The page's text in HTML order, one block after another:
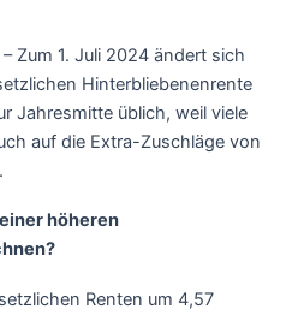
Zum 1. Juli 2024 ändert sich
Hinterbliebenenrente
Jahresmitte üblich, weil viele
auf die Extra-Zuschläge von
höheren
Renten um 4,57